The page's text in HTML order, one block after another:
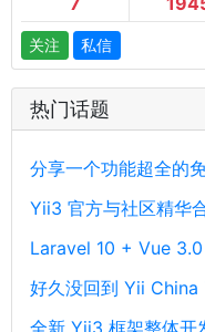
关注 私信
热门话题
分享一个功能超全的
Yii3 官方与社区精华
Laravel 10 + Vue
好久没回到 Yii China
全新 Yii3 框架整体开